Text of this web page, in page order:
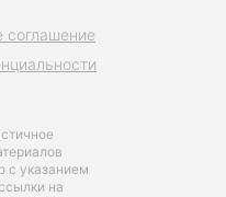
с указанием
на
соглашение